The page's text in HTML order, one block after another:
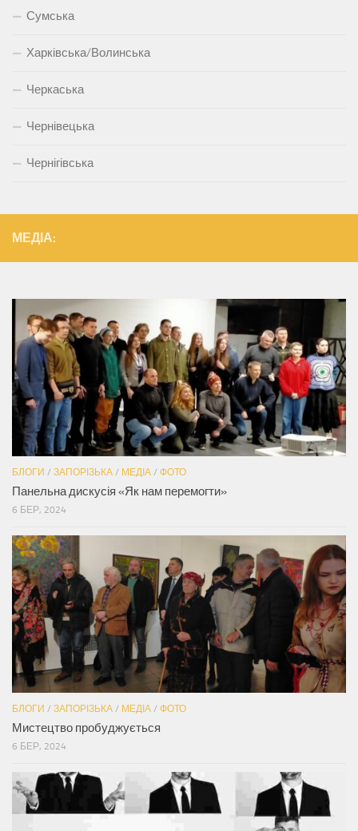
Сумська
Харківська/Волинська
Черкаська
Чернівецька
Чернігівська
МЕДІА:
БЛОГИ / ЗАПОРІЗЬКА / МЕДІА / ФОТО
Панельна дискусія «Як нам перемогти»
6 БЕР, 2024
БЛОГИ / ЗАПОРІЗЬКА / МЕДІА / ФОТО
Мистецтво пробуджується
6 БЕР, 2024